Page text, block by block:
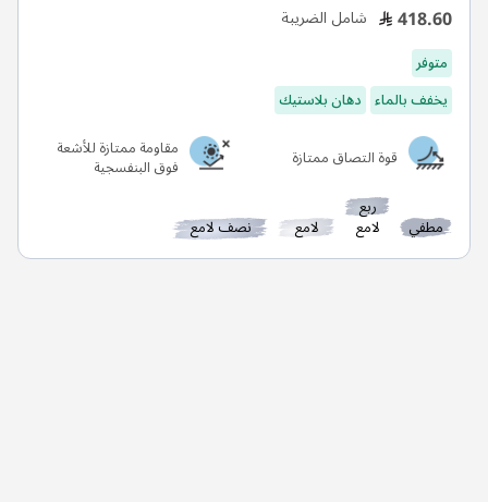
418.60 شامل الضريبة
متوفر
يخفف بالماء دهان بلاستيك
قوة التصاق ممتازة
مقاومة ممتازة للأشعة
فوق البنفسجية
مطفي
ربع
لامع لامع نصف لامع